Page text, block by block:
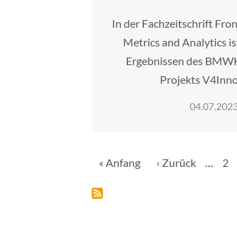
In der Fachzeitschrift
Metrics and Analytics
Ergebnissen des
Projekts
Erste
« Anfang
Vorherige
‹ Zurück 2